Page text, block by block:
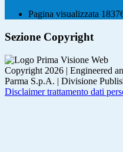
Pagina visualizzata
Sezione Copyright
Copyright 2026 | Engineered
Parma S.p.A. | Divisione
Disclaimer trattamento dati